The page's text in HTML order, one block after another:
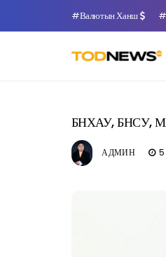
#Валютын Ханш #
БНХАУ, БНСУ,
АДМИН